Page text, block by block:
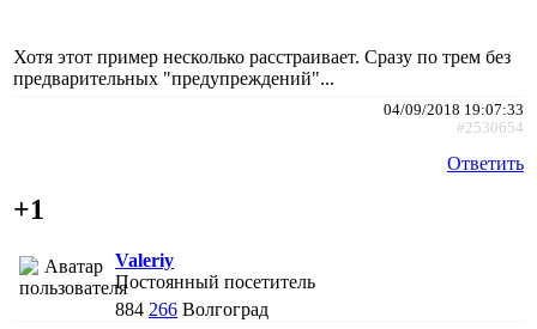
Хотя этот пример несколько расстраивает. Сразу по трем без
предварительных "предупреждений"...
04/09/2018 19:07:33
#2530654
Ответить
+1
Valeriy
Постоянный посетитель
884 266 Волгоград